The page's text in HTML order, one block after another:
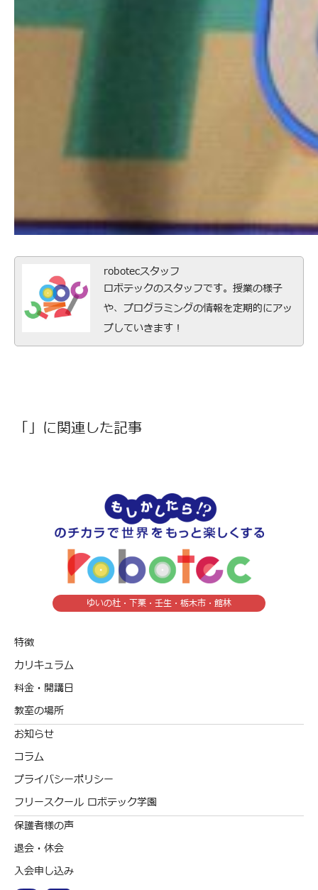
robotecスタッフ
ロボテックのスタッフです。授業の様子
や、プログラミングの情報を定期的にアッ
プしていきます！
「」に関連した記事
ゆいの杜・下栗・壬生・栃木市・館林
特徴
カリキュラム
料金・開講日
教室の場所
お知らせ
コラム
プライバシーポリシー
フリースクール ロボテック学園
保護者様の声
退会・休会
入会申し込み